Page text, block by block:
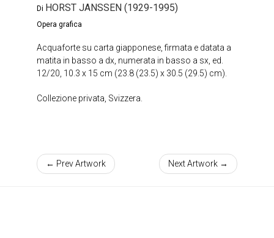
Di HORST JANSSEN (1929-1995)
Opera grafica
Acquaforte su carta giapponese, firmata e datata a
matita in basso a dx, numerata in basso a sx, ed.
12/20, 10.3 x 15 cm (23.8 (23.5) x 30.5 (29.5) cm).
Collezione privata, Svizzera.
← Prev Artwork Next Artwork →